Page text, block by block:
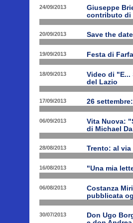
24/09/2013
Giuseppe
contributo di
20/09/2013 Save the
19/09/2013 Festa di
18/09/2013
Video di "E...
del Lazio
17/09/2013 26
06/09/2013
Vita Nuova:
di Michael
28/08/2013 Trento: al
16/08/2013 "Una mia
06/08/2013
Costanza
pubblicata
30/07/2013
Don Ugo